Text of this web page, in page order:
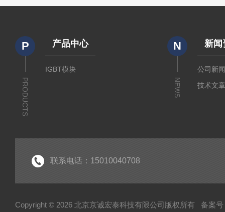
P
PRODUCTS
产品中心
IGBT模块
N
NEWS
新闻
公司新
技术文
联系电话：15010040708
Copyright © 2026 北京京诚宏泰科技有限公司版权所有 备案号